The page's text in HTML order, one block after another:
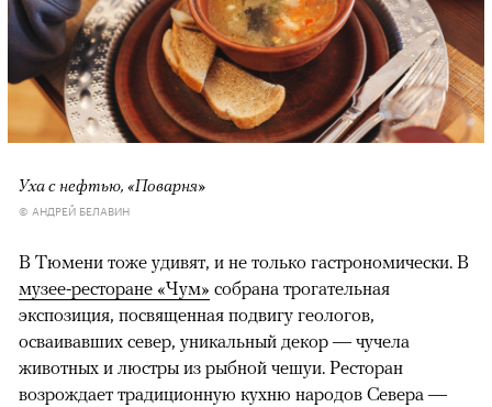
Уха с нефтью, «Поварня»
© АНДРЕЙ БЕЛАВИН
В Тюмени тоже удивят, и не только гастрономически. В
музее-ресторане «Чум» собрана трогательная
экспозиция, посвященная подвигу геологов,
осваивавших север, уникальный декор — чучела
животных и люстры из рыбной чешуи. Ресторан
возрождает традиционную кухню народов Севера —